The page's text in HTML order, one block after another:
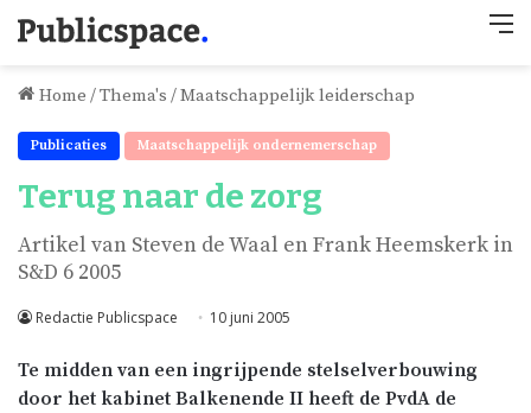
Home /Thema's /Maatschappelijk leiderschap
Publicaties Maatschappelijk ondernemerschap
Terug naar de zorg
Artikel van Steven de Waal en Frank Heemskerk in
S&D 6 2005
Redactie Publicspace 10 juni 2005
Te midden van een ingrijpende stelselverbouwing
door het kabinet Balkenende II heeft de PvdA de